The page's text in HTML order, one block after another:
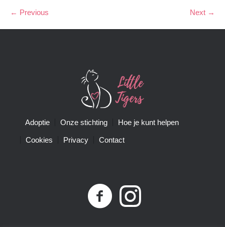
← Previous Next →
Adoptie Onze stichting Hoe je kunt helpen
Cookies Privacy Contact